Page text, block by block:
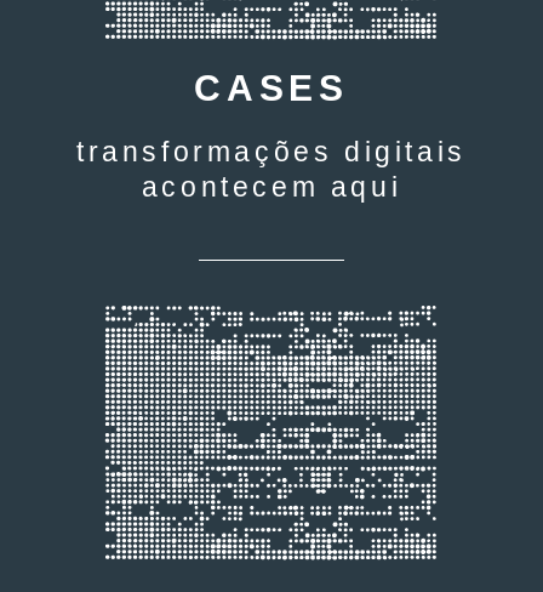
CASES
transformações digitais
acontecem aqui